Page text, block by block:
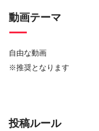
動画テーマ
自由な動画
※推奨となります
投稿ルール